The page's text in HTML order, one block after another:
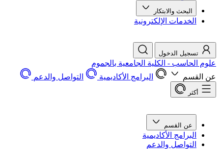
البحث والابتكار
الخدمات الإلكترونية
تسجيل الدخول
- الكلية الجامعية بالجموم
البرامج الأكاديمية التواصل والدعم
أكثر
عن القسم
البرامج الأكاديمية
التواصل والدعم